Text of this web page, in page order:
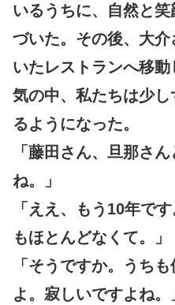
いるうちに、自然と
づいた。その後、大
いたレストランへ移
気の中、私たちは少
るようになった。
「藤田さん、旦那さ
ね。」
「ええ、もう10年で
もほとんどなくて。」
「そうですか。うち
よ。寂しいですよね